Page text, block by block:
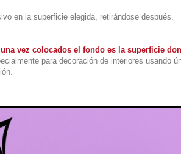
en la superficie elegida, retirándose después.
vez colocados el fondo es la superficie
para decoración de interiores usando